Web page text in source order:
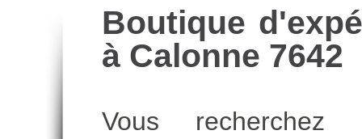
Boutique
à Calonne 7642
Vous